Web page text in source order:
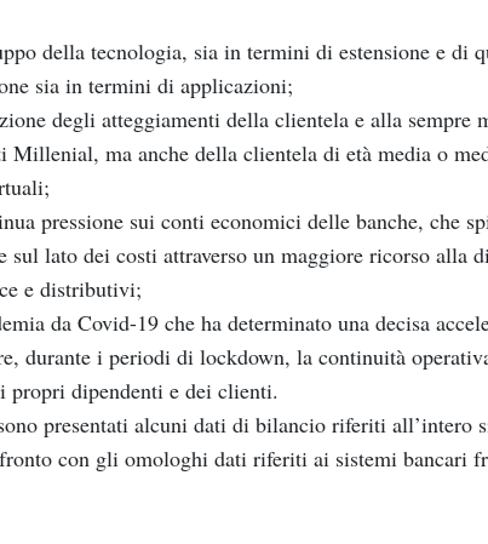
della tecnologia, sia in termini di estensione e di
sia in termini di applicazioni;
degli atteggiamenti della clientela e alla sempre
Millenial, ma anche della clientela di età media o
pressione sui conti economici delle banche, che
sul lato dei costi attraverso un maggiore ricorso alla
e distributivi;
da Covid-19 che ha determinato una decisa
durante i periodi di lockdown, la continuità
propri dipendenti e dei clienti.
presentati alcuni dati di bilancio riferiti all’intero
con gli omologhi dati riferiti ai sistemi bancari